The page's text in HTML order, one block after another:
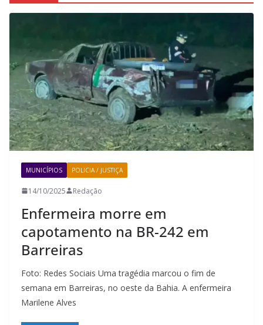
MUNICÍPIOS POLICIA / JUSTIÇA
14/10/2025 Redação
Enfermeira morre em
capotamento na BR-242 em
Barreiras
Foto: Redes Sociais Uma tragédia marcou o fim de
semana em Barreiras, no oeste da Bahia. A enfermeira
Marilene Alves